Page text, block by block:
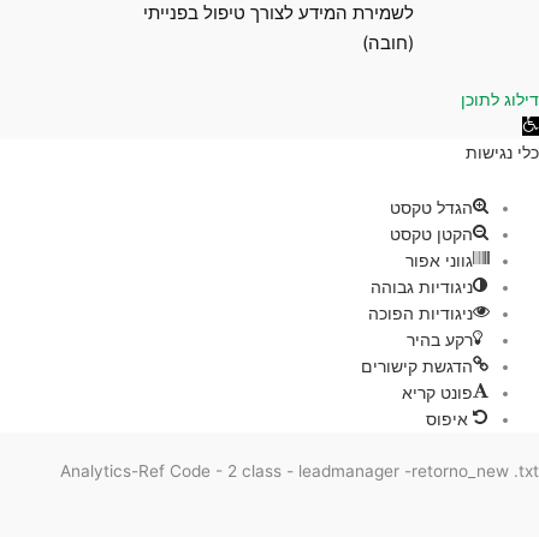
לשמירת המידע לצורך טיפול בפנייתי
(חובה)
לתוכן
הגדל טקסט
הקטן טקסט
גווני אפור
ניגודיות גבוהה
ניגודיות הפוכה
רקע בהיר
הדגשת קישורים
פונט קריא
איפוס
Analytics-Ref Code - 2 class - leadmanager -